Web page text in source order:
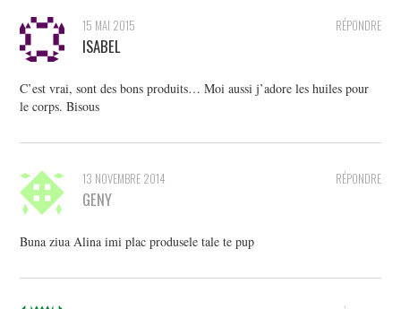
RÉPONDRE
15 MAI 2015
ISABEL
C’est vrai, sont des bons produits… Moi aussi j’adore les huiles pour
le corps. Bisous
RÉPONDRE
13 NOVEMBRE 2014
GENY
Buna ziua Alina imi plac produsele tale te pup